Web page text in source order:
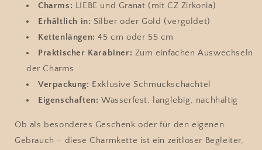
Charms: LIEBE und Granat (mit CZ Zirkonia)
Erhältlich in: Silber oder Gold (vergoldet)
Kettenlängen: 45 cm oder 55 cm
Praktischer Karabiner: Zum einfachen Auswechseln
der Charms
Verpackung: Exklusive Schmuckschachtel
Eigenschaften: Wasserfest, langlebig, nachhaltig
Ob als besonderes Geschenk oder für den eigenen
Gebrauch – diese Charmkette ist ein zeitloser Begleiter,